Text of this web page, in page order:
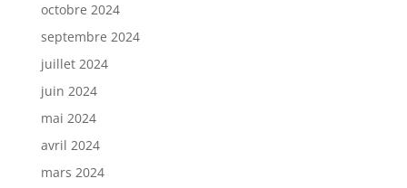
octobre 2024
septembre 2024
juillet 2024
juin 2024
mai 2024
avril 2024
mars 2024